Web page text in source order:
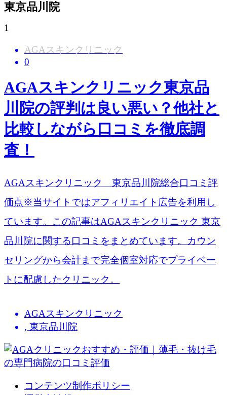
東京品川院
1
AGAスキンクリニック
0
AGAスキンクリニック東京品
川院の評判は良い悪い？他社と
比較しながら口コミを徹底調
査！
AGAスキンクリニック 東京品川院総合口コミ評
価点※当サイトではアフィリエイト広告を利用し
ています。この記事はAGAスキンクリニック 東京
品川院​に関する口コミをまとめています。カウン
セリングから会計まで完全個室対応でプライベー
トに配慮したクリニック。
AGAスキンクリニック
, 東京品川院
コンテンツ制作ポリシー